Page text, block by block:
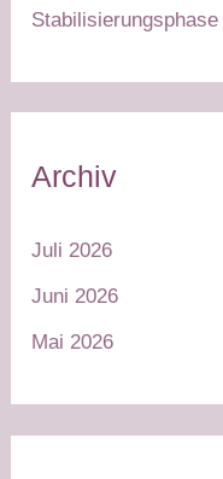
Stabilisierungsphase
Archiv
Juli 2026
Juni 2026
Mai 2026